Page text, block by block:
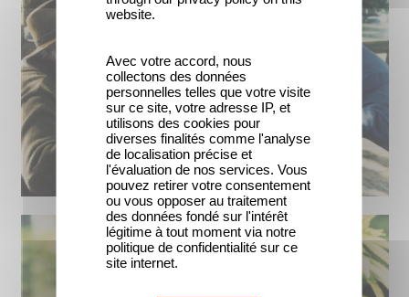
website.
Avec votre accord, nous
collectons des données
personnelles telles que votre visite
sur ce site, votre adresse IP, et
utilisons des cookies pour
diverses finalités comme l'analyse
de localisation précise et
l'évaluation de nos services. Vous
pouvez retirer votre consentement
ou vous opposer au traitement
des données fondé sur l'intérêt
légitime à tout moment via notre
politique de confidentialité sur ce
site internet.